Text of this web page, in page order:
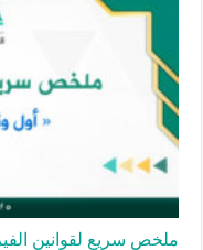
ملخص سريع لقوانين